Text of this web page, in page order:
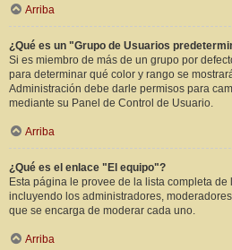
Arriba
¿Qué es un "Grupo de Usuarios
Si es miembro de más de un grupo por
para determinar qué color y rango se
Administración debe darle permisos para
mediante su Panel de Control de Usuario.
Arriba
¿Qué es el enlace "El equipo"?
Esta página le provee de la lista completa
incluyendo los administradores,
que se encarga de moderar cada uno.
Arriba